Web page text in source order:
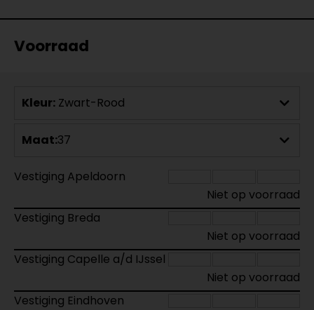
Voorraad
Kleur: Zwart-Rood
Maat:37
Vestiging Apeldoorn
Niet op voorraad
Vestiging Breda
Niet op voorraad
Vestiging Capelle a/d IJssel
Niet op voorraad
Vestiging Eindhoven